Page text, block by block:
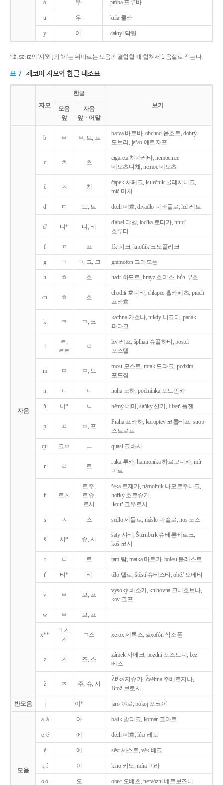
ó 우 próba 프루바
u 우 kula 쿨라
y 이 daktyl 닥틸
* ż, sz, rz의 '시'와 j의 '이'는 뒤따르는 모음과 결합할 때 합쳐서 1 음절로 적는다.
표 7 체코어 자모와 한글 대조표
자모
한글
보기
모음
앞
자음
앞ㆍ어말
자음
b ㅂ ㅂ, 브, 프
barva 바르바, obchod 옵호트, dobrý
도브리, jeřab 예르자프
c ㅊ 츠
cigareta 치가레타, nemocnice
네모츠니체, nemoc 네모츠
č ㅊ 치
čapek 차페크, kulečnik 쿨레치니크,
míč 미치
d ㄷ 드, 트 dech 데흐, divadlo 디바들로, led 레트
d' 디* 디, 티
d'ábel 댜벨, lod'ka 로티카, hrud'
흐루티
f ㅍ 프 fík 피크, knoflík 크노플리크
g ㄱ ㄱ, 그, 크 gramofon 그라모폰
h ㅎ 흐 hadr 하드르, hmyz 흐미스, bůh 부흐
ch ㅎ 흐
choditi 호디티, chlapec 흘라페츠, prach
프라흐
k ㅋ ㄱ, 크
kachna 카흐나, nikdy 니크디, padák
파다크
l
ㄹ,
ㄹㄹ
ㄹ
lev 레프, šplhati 슈플하티, postel
포스텔
m ㅁ ㅁ, 므
most 모스트, mrak 므라크, podzim
포드짐
n ㄴ ㄴ noha 노하, podmínka 포드민카
ň 니* ㄴ němý 네미, sáňky 산키, Plzeň 플젠
p ㅍ ㅂ, 프
Praha 프라하, koroptev 코롭테프, strop
스트로프
qu 크ㅂ ㅡ quasi 크바시
r ㄹ 르
ruka 루카, harmonika 하르모니카, mír
미르
ř 르ㅈ
르주,
르슈,
르시
řeka 르제카, námořník 나모르주니크,
hořký 호르슈키,
kouř 코우르시
s ㅅ 스 sedlo 세들로, máslo 마슬로, nos 노스
š 시* 슈, 시
šaty 샤티, Šternberk 슈테른베르크,
koš 코시
t ㅌ 트 tam 탐, matka 마트카, bolest 볼레스트
t' 티* 티 tělo 텔로, štěstí 슈테스티, obět' 오베티
v ㅂ 브, 프
vysoký 비소키, knihovna 크니호브나,
kov 코프
w ㅂ 브, 프
x**
ㄱㅅ,
ㅈ
ㄱ스 xerox 제록스, saxofón 삭소폰
z ㅈ 즈, 스
zámek 자메크, pozdní 포즈드니, bez
베스
ž ㅈ 주, 슈, 시
Žižka 지슈카, Žvěřina 주베르지나,
Brož 브로시
반모음 j 이* jaro 야로, pokoj 포코이
모음
a, á 아 balík 발리크, komár 코마르
e, é 에 dech 데흐, léto 레토
ě 예 sěst 셰스트, věk 베크
i, í 이 kino 키노, míra 미라
o,ó 오 obec 오베츠, nervózni 네르보즈니